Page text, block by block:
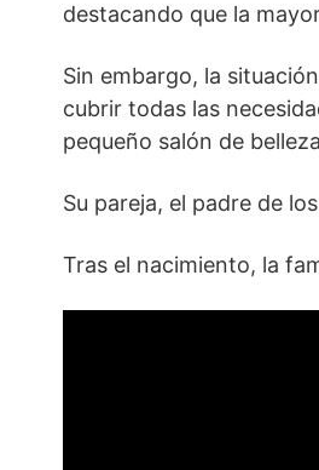
destacando que la
Sin embargo, la
cubrir todas las
pequeño salón de
Su pareja, el padre de
Tras el nacimiento, la